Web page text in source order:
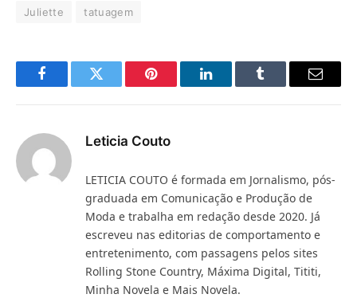
Juliette tatuagem
FacebookTwitter Pinterest LinkedInTumblr
E-
Leticia Couto
LETICIA COUTO é formada em Jornalismo, pós-
graduada em Comunicação e Produção de
Moda e trabalha em redação desde 2020. Já
escreveu nas editorias de comportamento e
entretenimento, com passagens pelos sites
Rolling Stone Country, Máxima Digital, Tititi,
Minha Novela e Mais Novela.